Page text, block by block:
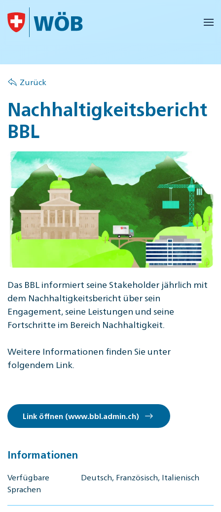
Skip to main content
Zurück
Nachhaltigkeitsbericht
BBL
Das BBL informiert seine Stakeholder jährlich mit
dem Nachhaltigkeitsbericht über sein
Engagement, seine Leistungen und seine
Fortschritte im Bereich Nachhaltigkeit.
Weitere Informationen finden Sie unter
folgendem Link.
Link öffnen (www.bbl.admin.ch)
Informationen
Verfügbare
Sprachen
Deutsch, Französisch, Italienisch